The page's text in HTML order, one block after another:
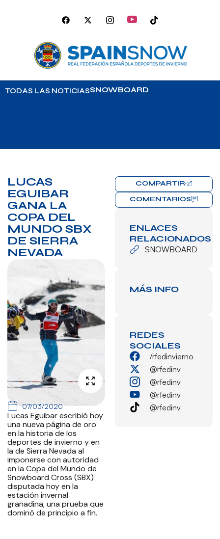
TODAS LAS NOTICIASSNOWBOARD
LUCAS
EGUIBAR
GANA LA
COPA DEL
MUNDO SBX
DE SIERRA
NEVADA
07/03/2020
Lucas Eguibar escribió hoy
una nueva página de oro
en la historia de los
deportes de invierno y en
la de Sierra Nevada al
imponerse con autoridad
en la Copa del Mundo de
Snowboard Cross (SBX)
disputada hoy en la
estación invernal
granadina, una prueba que
dominó de principio a fin.
COMPARTIR
COMENTARIOS
ENLACES
RELACIONADOS
SNOWBOARD
MÁS INFO
REDES
SOCIALES
/rfedinvierno
@rfedinv
@rfedinv
@rfedinv
@rfedinv